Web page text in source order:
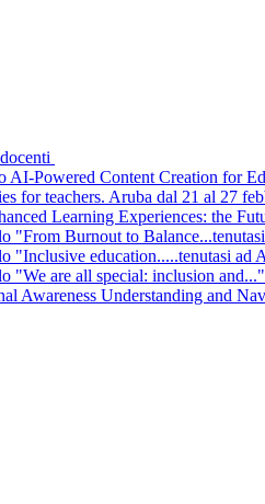
AI-Powered Content Creation for
for teachers. Aruba dal 21 al 27
Learning Experiences: the
"From Burnout to
"Inclusive education.....tenutasi ad
"We are all special: inclusion
Awareness Understanding and